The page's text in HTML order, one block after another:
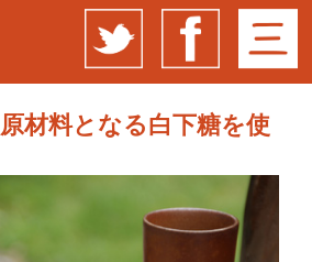
材料となる白下糖を使